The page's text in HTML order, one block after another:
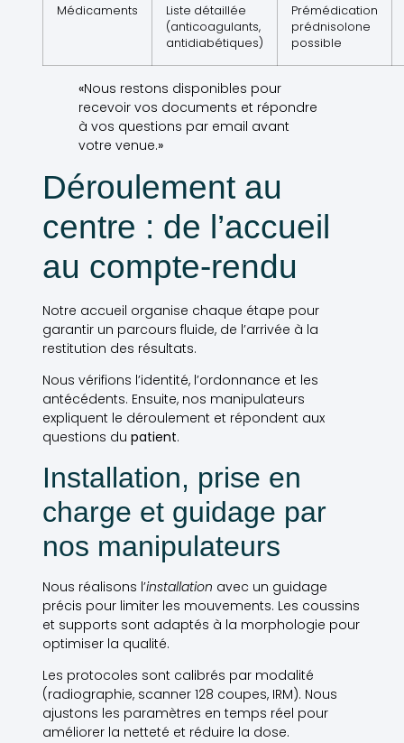
Médicaments
Liste détaillée
(anticoagulants,
antidiabétiques)
Prémédication
prédnisolone
possible
«Nous restons disponibles pour
recevoir vos documents et répondre
à vos questions par email avant
votre venue.»
Déroulement au
centre : de l’accueil
au compte-rendu
Notre accueil organise chaque étape pour
garantir un parcours fluide, de l’arrivée à la
restitution des résultats.
Nous vérifions l’identité, l’ordonnance et les
antécédents. Ensuite, nos manipulateurs
expliquent le déroulement et répondent aux
questions du patient.
Installation, prise en
charge et guidage par
nos manipulateurs
Nous réalisons l’installation avec un guidage
précis pour limiter les mouvements. Les coussins
et supports sont adaptés à la morphologie pour
optimiser la qualité.
Les protocoles sont calibrés par modalité
(radiographie, scanner 128 coupes, IRM). Nous
ajustons les paramètres en temps réel pour
améliorer la netteté et réduire la dose.